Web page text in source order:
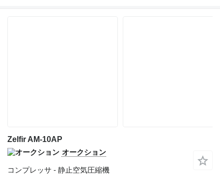
Zelfir AM-10AP
オークション
コンプレッサ - 静止空気圧縮機